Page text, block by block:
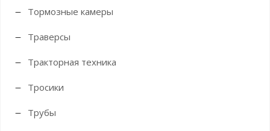
Тормозные камеры
Траверсы
Тракторная техника
Тросики
Трубы